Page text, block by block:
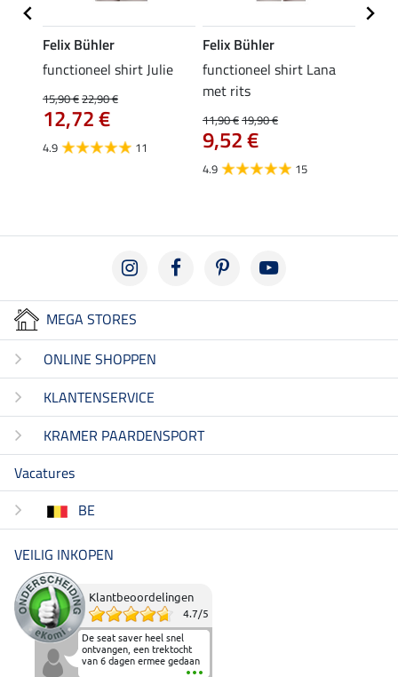
Felix Bühler
functioneel shirt Julie
15,90 €22,90 €
12,72 €
4.9 11
Felix Bühler
functioneel shirt Lana
met rits
11,90 €19,90 €
9,52 €
4.9 15
MEGA STORES
ONLINE SHOPPEN
KLANTENSERVICE
KRAMER PAARDENSPORT
Vacatures
BE
VEILIG INKOPEN
Klantbeoordelingen
4.7/5
De seat saver heel snel
ontvangen, een trektocht
van 6 dagen ermee gedaan
en deze heeft de beproeving